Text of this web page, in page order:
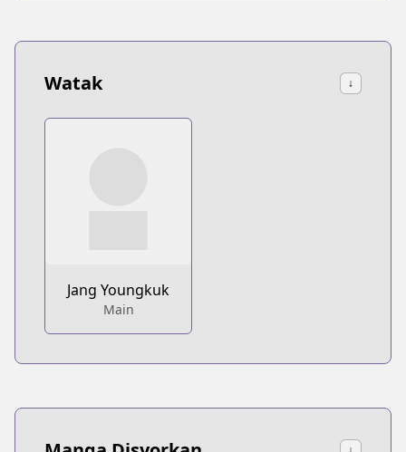
Watak ↓
Jang Youngkuk
Main